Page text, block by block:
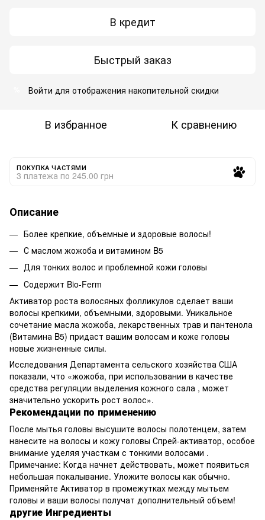
В кредит
Быстрый заказ
Войти для отображения накопительной скидки
В избранное К сравнению
ПОКУПКА ЧАСТЯМИ
3 платежа по 245.00 грн
Описание
Более крепкие, объемные и здоровые волосы!
С маслом жожоба и витамином B5
Для тонких волос и проблемной кожи головы
Содержит Bio-Ferm
Активатор роста волосяных фолликулов сделает ваши
волосы крепкими, объемными, здоровыми. Уникальное
сочетание масла жожоба, лекарственных трав и пантенола
(Витамина B5) придаст вашим волосам и коже головы
новые жизненные силы.
Исследования Департамента сельского хозяйства США
показали, что «жожоба, при использовании в качестве
средства регуляции выделения кожного сала , может
значительно ускорить рост волос».
Рекомендации по применению
После мытья головы высушите волосы полотенцем, затем
нанесите на волосы и кожу головы Спрей-активатор, особое
внимание уделяя участкам с тонкими волосами .
Примечание: Когда начнет действовать, может появиться
небольшая покалывание. Уложите волосы как обычно.
Применяйте Активатор в промежутках между мытьем
головы и ваши волосы получат дополнительный объем!
другие Ингредиенты